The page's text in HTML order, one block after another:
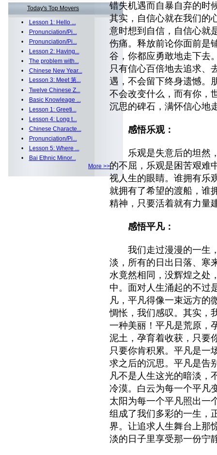
Today's Top Movers
•
Lesson 1: Hello ...
•
Pronunciation/Pi...
•
Pronunciation/Pi...
•
Lesson 2: Having...
• The problem with...
• Chinese New Year...
•
Lesson 3: Meet 第...
• Twelve Chinese Z...
•
Basic Knowleage ...
•
Lesson 1: Greeti...
•
Lesson 4: Long t...
• Chinese Characte...
•
Pronunciation/Pi...
•
Lesson 5: Where ...
•
Bai Ethnic Minor...
More >>
错失机遇而自暴自弃的
其实，自信心就在我们的
意时想到自信，自信心就
伤痛。释放前论你面前是
谷，你都应勇敢地走下去
只有信心百倍地去追求、
遇，不会留下终身遗憾。
不会改变什么，而有你，
沉思的碑石，满怀信心地
感悟乐观：
乐观是失意后的坦然，
的不屈，乐观是困苦艰难
视人生的眼睛。谁拥有乐
就拥有了希望的渡船，谁
精神，只要活着就有力量
感悟平凡：
我们走过漫漫的一生，
淡，所有的日出日落、寒
水竟然相同，没辉煌之处
中。面对人生涌起的不过
凡，平凡得像一束远方的
惆怅，我们感叹。其实，
一种美丽！平凡是荒原，
泥土，孕育着收获，只要
只要你肯积累。平凡是一
求之后的沉思。平凡是告
凡不是人生这光的暗淡，
冷漠。白云为每一个平凡
太阳为每一个平凡照出一
组成了我们多彩的一生，
界。让追求人生舞台上那
淡的日子里享受那一份宁